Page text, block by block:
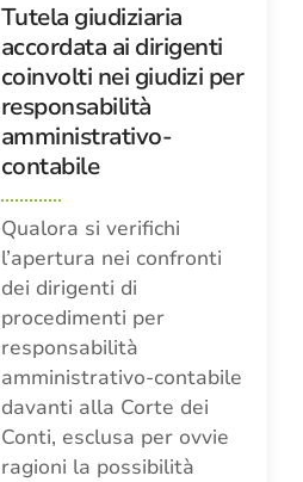
Tutela giudiziaria
accordata ai dirigenti
coinvolti nei giudizi per
responsabilità
amministrativo-
contabile
Qualora si verifichi
l’apertura nei confronti
dei dirigenti di
procedimenti per
responsabilità
amministrativo-contabile
davanti alla Corte dei
Conti, esclusa per ovvie
ragioni la possibilità